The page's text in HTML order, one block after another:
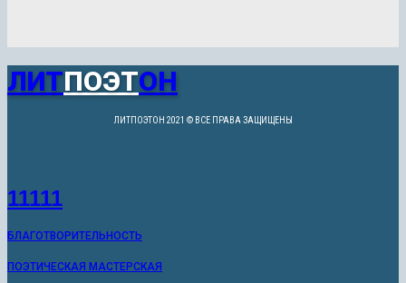
ЛИТПОЭТОН
ЛИТПОЭТОН 2021 © ВСЕ ПРАВА ЗАЩИЩЕНЫ
11111
БЛАГОТВОРИТЕЛЬНОСТЬ
ПОЭТИЧЕСКАЯ МАСТЕРСКАЯ